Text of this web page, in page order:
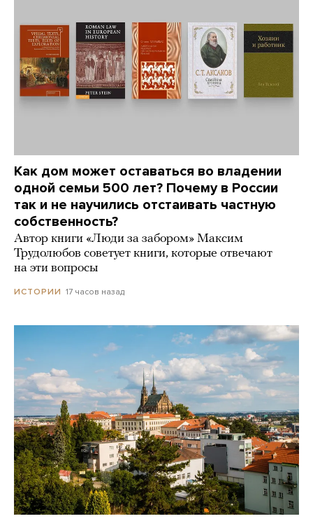
Как дом может оставаться во владении
одной семьи 500 лет? Почему в России
так и не научились отстаивать частную
собственность?
Автор книги «Люди за забором» Максим
Трудолюбов советует книги, которые отвечают
на эти вопросы
ИСТОРИИ 17 часов назад